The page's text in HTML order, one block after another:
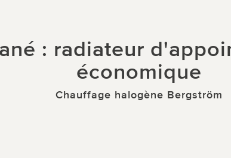
: radiateur
économique
Chauffage halogène Bergström